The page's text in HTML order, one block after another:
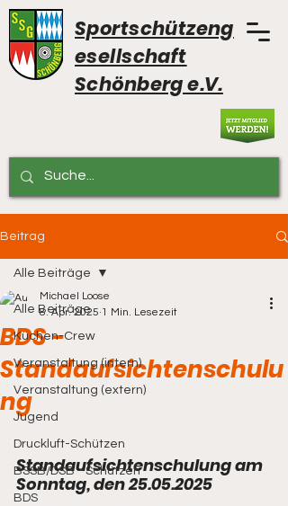
Sportschützeng
esellschaft
Schönberg e.V.
Beitrag
Alle Beiträge
Küchen-Crew
Veranstaltung (intern)
Veranstaltung (extern)
Jugend
Druckluft-Schützen
BSSB/DSB - Schützen
BDS
Alle Beiträge
BDS -
Standaufsichtenschulu
ng
Michael Loose
8. Apr. 2025 1 Min. Lesezeit
Standaufsichtenschulung am
Sonntag, den 25.05.2025